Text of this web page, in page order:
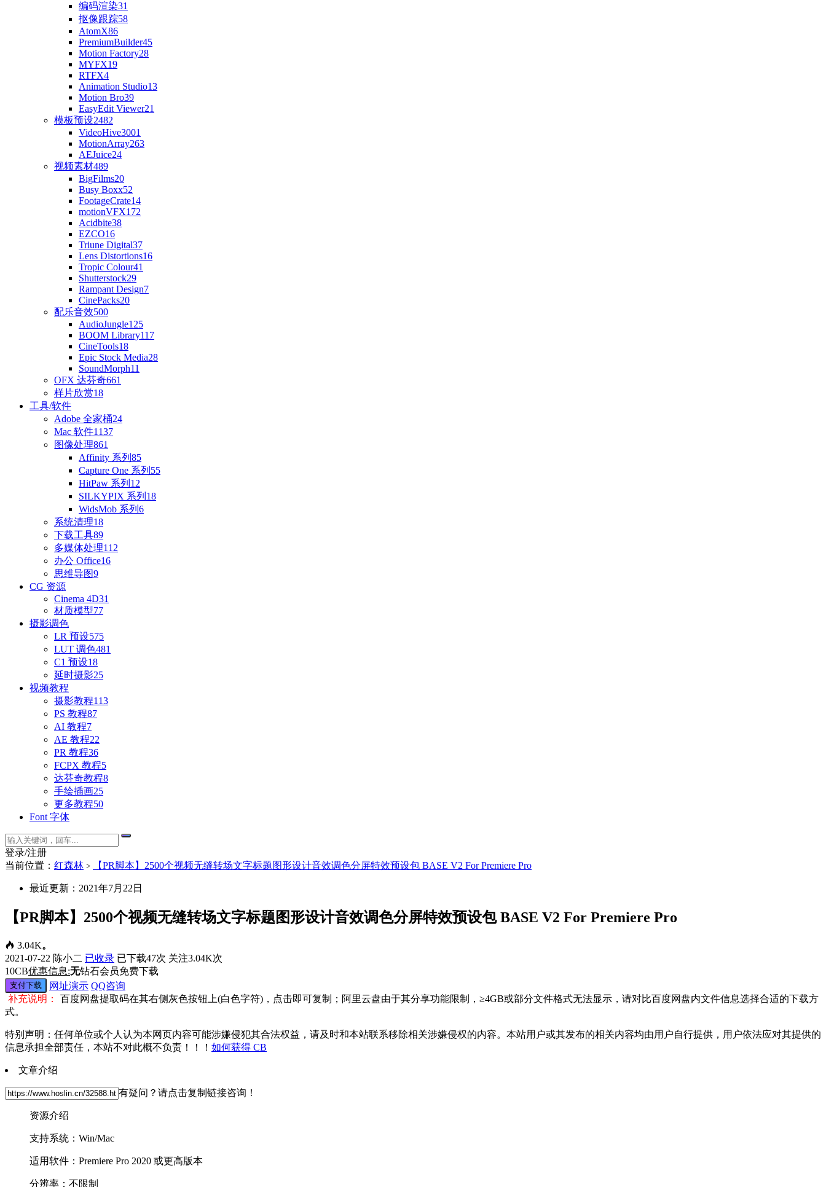
编码渲染31
抠像跟踪58
AtomX86
PremiumBuilder45
Motion Factory28
MYFX19
RTFX4
Animation Studio13
Motion Bro39
EasyEdit Viewer21
模板预设2482
VideoHive3001
MotionArray263
AEJuice24
视频素材489
BigFilms20
Busy Boxx52
FootageCrate14
motionVFX172
Acidbite38
EZCO16
Triune Digital37
Lens Distortions16
Tropic Colour41
Shutterstock29
Rampant Design7
CinePacks20
配乐音效500
AudioJungle125
BOOM Library117
CineTools18
Epic Stock Media28
SoundMorph11
OFX 达芬奇661
样片欣赏18
工具/软件
Adobe 全家桶24
Mac 软件1137
图像处理861
Affinity 系列 85
Capture One 系列 55
HitPaw 系列 12
SILKYPIX 系列 18
WidsMob 系列 6
系统清理18
下载工具89
多媒体处理112
办公 Office16
思维导图9
CG 资源
Cinema 4D31
材质模型77
摄影调色
LR 预设575
LUT 调色481
C1 预设18
延时摄影25
视频教程
摄影教程113
PS 教程87
AI 教程7
AE 教程22
PR 教程36
FCPX 教程5
达芬奇教程8
手绘插画25
更多教程50
Font 字体
登录/注册
当前位置： 红森林 > 【PR脚本】2500个视频无缝转场文字标题图形设计音效调色分屏特效预设包 BASE V2 For Premiere Pro
最近更新：2021年7月22日
【PR脚本】2500个视频无缝转场文字标题图形设计音效调色分屏特效预设包 BASE V2 For Premiere Pro
3.04K。
2021-07-22 陈小二 已收录 已下载47次 关注3.04K次
10CB优惠信息:无钻石会员免费下载
支付下载 网址演示 QQ咨询
补充说明：
百度网盘提取码在其右侧灰色按钮上(白色字符)，点击即可复制；阿里云盘由于其分享功能限制，≥4GB或部分文件格式无法显示，请对比百度网盘内文件信息选择合适的下载方
式。
特别声明：任何单位或个人认为本网页内容可能涉嫌侵犯其合法权益，请及时和本站联系移除相关涉嫌侵权的内容。本站用户或其发布的相关内容均由用户自行提供，用户依法应对其提供的
信息承担全部责任，本站不对此概不负责！！！ 如何获得 CB
文章介绍
有疑问？请点击复制链接咨询！
资源介绍
支持系统：Win/Mac
适用软件：Premiere Pro 2020 或更高版本
分辨率：不限制